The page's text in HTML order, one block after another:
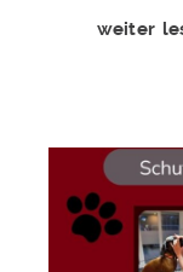
weiter